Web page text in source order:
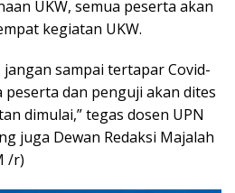
UKW, semua peserta akan
kegiatan UKW.
sampai tertapar Covid-
peserta dan penguji akan dites
dimulai,” tegas dosen UPN
juga Dewan Redaksi Majalah
/r)